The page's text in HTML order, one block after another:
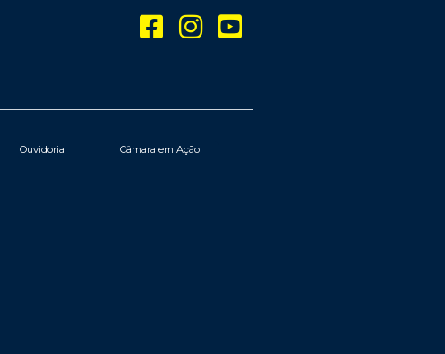
Ouvidoria Câmara em Ação